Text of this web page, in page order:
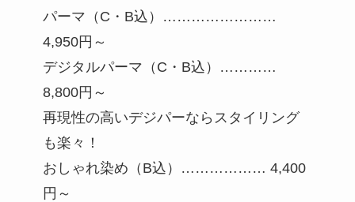
パーマ（C・B込）……………………
4,950円～
デジタルパーマ（C・B込）…………
8,800円～
再現性の高いデジパーならスタイリング
も楽々！
おしゃれ染め（B込）……………… 4,400
円～